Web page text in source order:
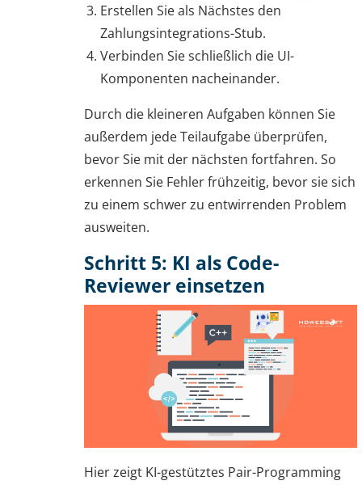
Erstellen Sie als Nächstes den
Zahlungsintegrations-Stub.
Verbinden Sie schließlich die UI-
Komponenten nacheinander.
Durch die kleineren Aufgaben können Sie
außerdem jede Teilaufgabe überprüfen,
bevor Sie mit der nächsten fortfahren. So
erkennen Sie Fehler frühzeitig, bevor sie sich
zu einem schwer zu entwirrenden Problem
ausweiten.
Schritt 5: KI als Code-
Reviewer einsetzen
Hier zeigt KI-gestütztes Pair-Programming